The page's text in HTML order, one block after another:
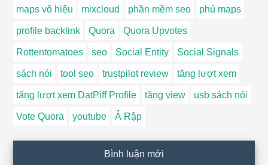
maps vô hiệu mixcloud phần mềm seo phủ maps
profile backlink Quora Quora Upvotes
Rottentomatoes seo Social Entity Social Signals
sách nói tool seo trustpilot review tăng lượt xem
tăng lượt xem DatPiff Profile tăng view usb sách nói
Vote Quora youtube Ả Rập
Bình luận mới